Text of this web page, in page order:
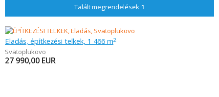
Talált megrendelések 1
Eladás, építkezési telkek, 1 466 m2
Svätoplukovo
27 990,00 EUR